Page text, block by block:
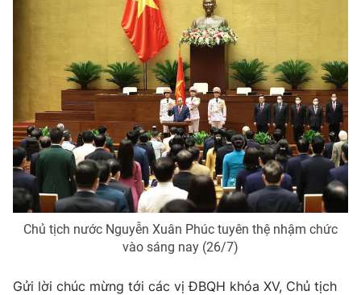
Emagazine Podcast
Photo Infographic
Video Shorts video
VTV Money VTV Thể thao
Chủ tịch nước Nguyễn Xuân Phúc tuyên thệ nhậm chức
vào sáng nay (26/7)
Gửi lời chúc mừng tới các vị ĐBQH khóa XV, Chủ tịch